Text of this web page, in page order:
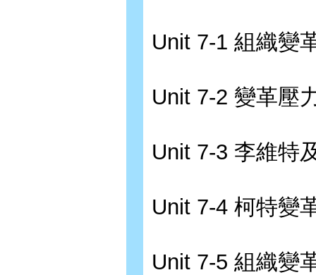
Unit 7-1 組織變
Unit 7-2 變革壓
Unit 7-3 李維特
Unit 7-4 柯特變
Unit 7-5 組織變